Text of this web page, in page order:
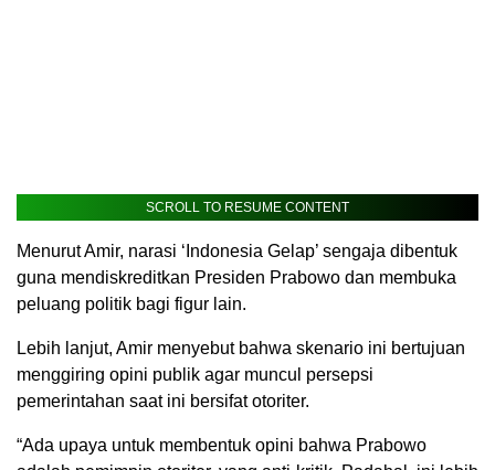
SCROLL TO RESUME CONTENT
Menurut Amir, narasi ‘Indonesia Gelap’ sengaja dibentuk
guna mendiskreditkan Presiden Prabowo dan membuka
peluang politik bagi figur lain.
Lebih lanjut, Amir menyebut bahwa skenario ini bertujuan
menggiring opini publik agar muncul persepsi
pemerintahan saat ini bersifat otoriter.
“Ada upaya untuk membentuk opini bahwa Prabowo